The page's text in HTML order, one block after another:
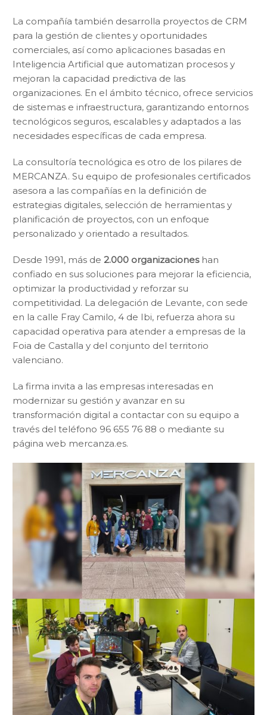
La compañía también desarrolla proyectos de CRM
para la gestión de clientes y oportunidades
comerciales, así como aplicaciones basadas en
Inteligencia Artificial que automatizan procesos y
mejoran la capacidad predictiva de las
organizaciones. En el ámbito técnico, ofrece servicios
de sistemas e infraestructura, garantizando entornos
tecnológicos seguros, escalables y adaptados a las
necesidades específicas de cada empresa.
La consultoría tecnológica es otro de los pilares de
MERCANZA. Su equipo de profesionales certificados
asesora a las compañías en la definición de
estrategias digitales, selección de herramientas y
planificación de proyectos, con un enfoque
personalizado y orientado a resultados.
Desde 1991, más de 2.000 organizacioneshan
confiado en sus soluciones para mejorar la eficiencia,
optimizar la productividad y reforzar su
competitividad. La delegación de Levante, con sede
en la calle Fray Camilo, 4 de Ibi, refuerza ahora su
capacidad operativa para atender a empresas de la
Foia de Castalla y del conjunto del territorio
valenciano.
La firma invita a las empresas interesadas en
modernizar su gestión y avanzar en su
transformación digital a contactar con su equipo a
través del teléfono 96 655 76 88 o mediante su
página web mercanza.es.